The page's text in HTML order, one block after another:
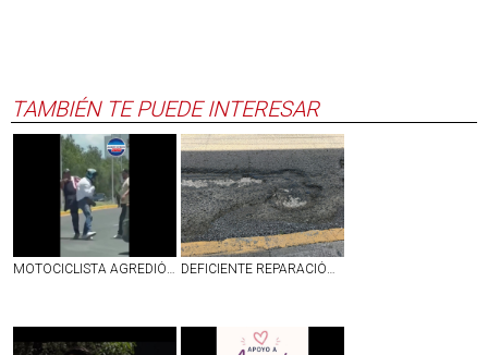
TAMBIÉN TE PUEDE INTERESAR
MOTOCICLISTA AGREDIÓ A UNOS ABUELITOS EN JESÚS MARÍA Y TERMINÓ SIENDO GOLPEADO | VIDEO DEFICIENTE REPARACIÓN DE BACHE EN CALLE LÓPEZ VELARDE EN EL PRIMER CUADRO DE AGUASCALIENTES